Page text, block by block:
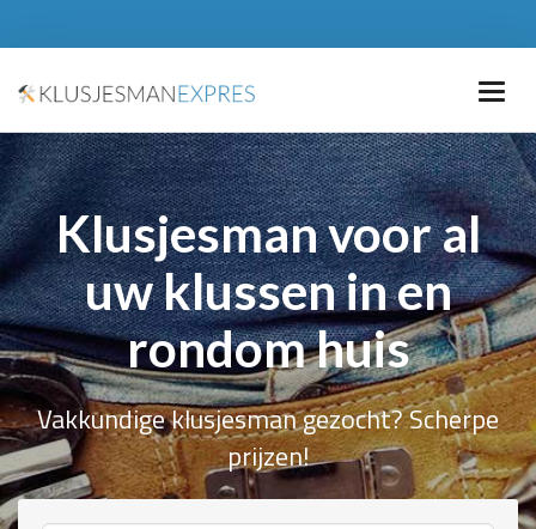
Klusjesman voor al
uw klussen in en
rondom huis
Vakkundige klusjesman gezocht? Scherpe
prijzen!